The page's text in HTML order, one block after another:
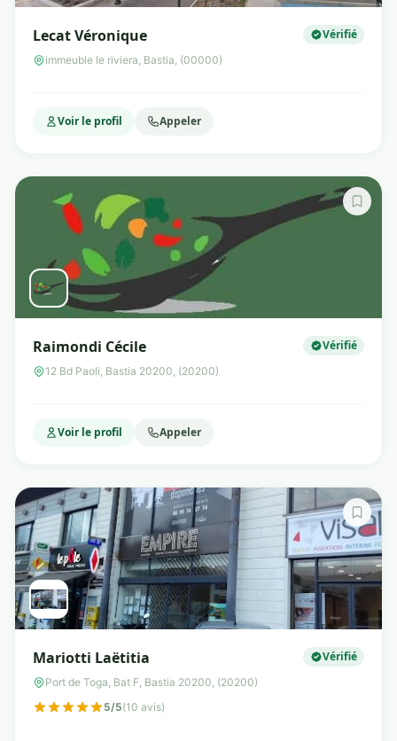
Lecat Véronique Vérifié
immeuble le riviera, Bastia, (00000)
Voir le profil Appeler
Raimondi Cécile Vérifié
12 Bd Paoli, Bastia 20200, (20200)
Voir le profil Appeler
Mariotti Laëtitia Vérifié
Port de Toga, Bat F, Bastia 20200, (20200)
5/5(10 avis)